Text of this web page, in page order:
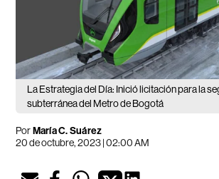
La Estrategia del Día: Inició licitación para la
subterránea del Metro de Bogotá
PorMaría C. Suárez
20 de octubre, 2023 | 02:00 AM